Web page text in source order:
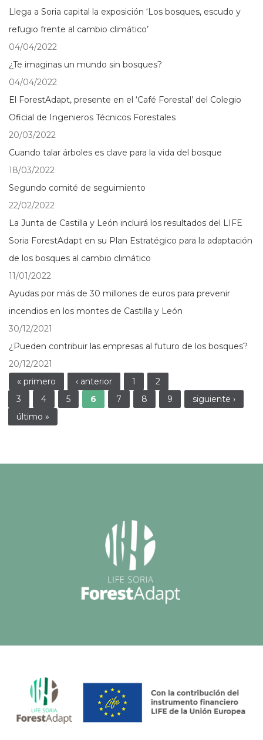
Llega a Soria capital la exposición ‘Los bosques, escudo y
refugio frente al cambio climático’
04/04/2022
¿Te imaginas un mundo sin bosques?
04/04/2022
El ForestAdapt, presente en el ‘Café Forestal’ del Colegio
Oficial de Ingenieros Técnicos Forestales
20/03/2022
Cuando talar árboles es clave para la vida del bosque
18/03/2022
Segundo comité de seguimiento
22/02/2022
La Junta de Castilla y León incluirá los resultados del LIFE
Soria ForestAdapt en su Plan Estratégico para la adaptación
de los bosques al cambio climático
11/01/2022
Ayudas por más de 30 millones de euros para prevenir
incendios en los montes de Castilla y León
30/12/2021
¿Pueden contribuir las empresas al futuro de los bosques?
20/12/2021
Páginas
« primero ‹ anterior 1
2
3
4 5 6 7 8 9
siguiente ›
último »